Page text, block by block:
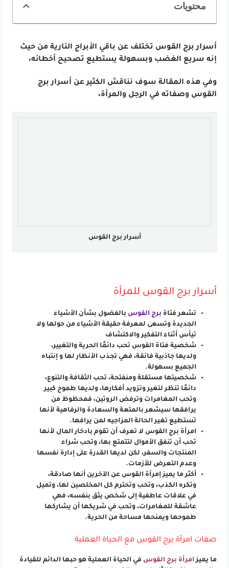
محتويات
أسرار برج القوس تختلف عن باقي الأبراج النارية من حيث
إنه سريع الغضب وبسهولة يستطيع تصحيح أخطائه،
وفي هذه المقالة سوف نناقش الكثير عن أسرار برج
القوس وصفاته في الرجل والمرأة،
أسرار برج القوس
أسرار برج القوس للمرأة
تشعر فتاة برج القوس بالفضول بشأن الأشياء
الجديدة وتسعى لمعرفة حقيقة الأشياء من حولها ولا
تيأس أثناء التفكير والاكتشاف
شخصية فتاة القوس تحب دائمًا الحرية والتغيير،
ولديها جاذبية فائقة، فهي تجذب الأنظار لها و إنتباه
الجميع بسهولة.
شخصيتها مستقلة ومنفتحة، تحب الثقافة والتنوع،
دائمًا تنظر لتغير وتزويد أفكارها، ولديها طموح كبير
وتحب المغامرات وترفض الروتين، فمحظوظ من
يرافقها سيشعر بالمتعة والسعادة والرفاهية لأنها
تستطيع تغير الحالة المزاجيه لمن يرافها.
امرأة برج القوس لا تعرف أن تقوم بادخار المال لأنها
تحب أن تنفق الأموال لتتمتع بها، وتحب شراء
المنتجات والسفر، لكن لديها القدرة على إدارة نفسها
وعدم التعرض للأزمات.
أكثر ما يميز إمرأة القوس عن الآخرين أنها صادقة،
وتكره الكذب، وتحب وتحترم كل المخلصين لها، وتميل
في علاقات عاطفية إلى شخص يثق بنفسه، فهي
عاشقة للمغامرات، وتحب في شريكها أن يشاركها
طموحها ويمنحها مساحة من الحرية.
صفات امرأة برج القوس مع الحياة العملية
ما يميز امرأة برج القوس في الحياة العملية هو حبها الدائم للقيادة